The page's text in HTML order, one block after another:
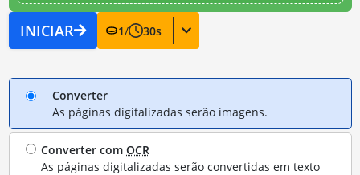
INICIAR 1/ 30s
Converter
As páginas digitalizadas serão imagens.
Converter comOCR
As páginas digitalizadas serão convertidas em texto